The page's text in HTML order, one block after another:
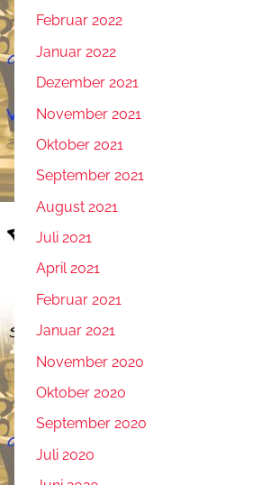
Februar 2022
Januar 2022
Dezember 2021
November 2021
Oktober 2021
September 2021
August 2021
Juli 2021
April 2021
Februar 2021
Januar 2021
November 2020
Oktober 2020
September 2020
Juli 2020